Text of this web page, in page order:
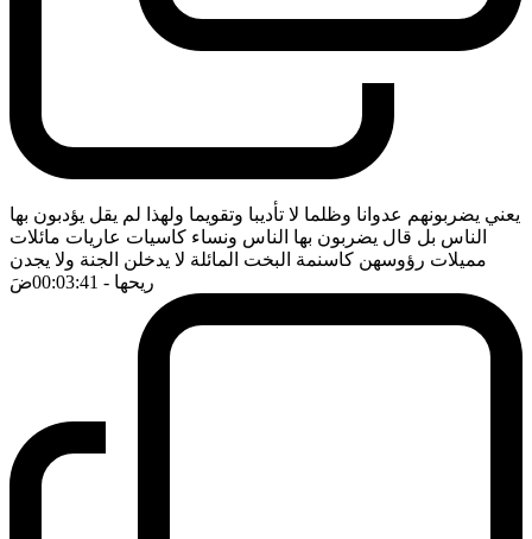
يعني يضربونهم عدوانا وظلما لا تأديبا وتقويما ولهذا لم يقل يؤدبون بها
الناس بل قال يضربون بها الناس ونساء كاسيات عاريات مائلات
مميلات رؤوسهن كاسنمة البخت المائلة لا يدخلن الجنة ولا يجدن
ريحها - 00:03:41 ضَ